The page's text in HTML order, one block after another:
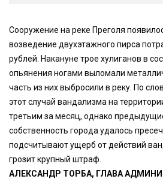
Сооружение на реке Преголя
возведение двухэтажного пирса
рублей. Накануне трое хулиганов в
опьянения ногами выломали
часть из них выбросили в реку. По
этот случай вандализма на
третьим за месяц, однако
собственность города удалось
подсчитывают ущерб от действий
грозит крупный штраф.
АЛЕКСАНДР ТОРБА, ГЛАВА